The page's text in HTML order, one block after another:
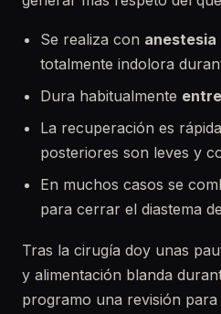
Se realiza con anestesia
totalmente indolora
Dura habitualmente
La recuperación es
posteriores son leves y
En muchos casos se
para cerrar el diastema
Tras la cirugía doy unas
y alimentación blanda
programo una revisión